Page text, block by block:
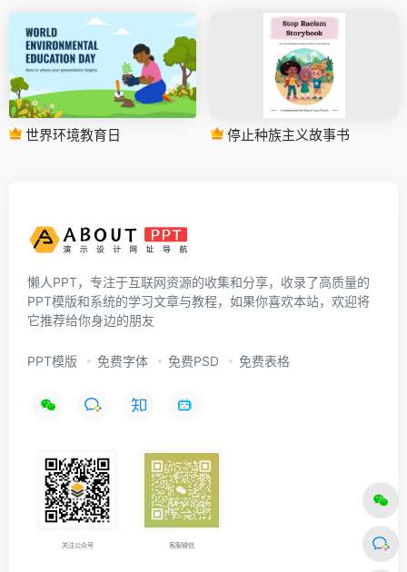
世界环境教育日 停止种族主义故事书
懒人PPT，专注于互联网资源的收集和分享，收录了高质量的
PPT模版和系统的学习文章与教程，如果你喜欢本站，欢迎将
它推荐给你身边的朋友
PPT模版 免费字体 免费PSD 免费表格
关注公众号 客服微信